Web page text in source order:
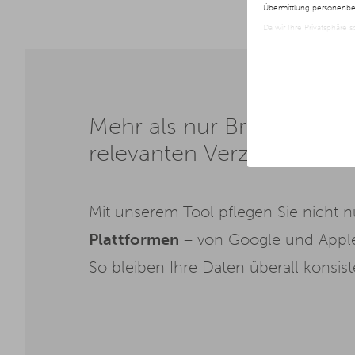
Übermittlung
Da wir Ihre Privatsphäre
jederzeit später
Mehr als nur
relevanten Verzeichnissen
Mit unserem Tool pflegen Sie nicht
Plattformen – von Google und
So bleiben Ihre Daten überall